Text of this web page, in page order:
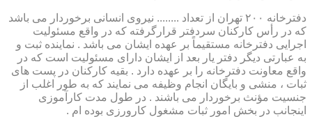
دفترخانه ۲۰۰ تهران از تعداد ........ نیروی انسانی برخوردار می باشد
که در رأس کارکنان سردفتر قرارگرفته که در واقع مسئولیت
اجرایی دفترخانه مستقیماً بر عهده ایشان می باشد . نماینده ثبت و
به عبارتی دیگر دفتر یار بعد از ایشان دارای مسئولیت است که در
واقع معاونت دفترخانه را بر عهده دارد . بقیه کارکنان در پست های
ثبات ، منشی و بایگان انجام وظیفه می نمایند که به طور اغلب از
جنسیت مؤنث برخوردار می باشند . در طول مدت کارآموزی
اینجانب در بخش امور ثبات مشغول کارورزی بوده ام .